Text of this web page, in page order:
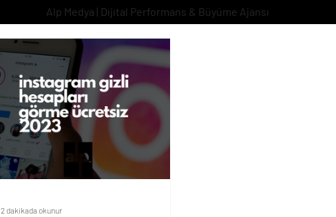
Alp Medya | Dijital Performans & Büyüme Ajansı
2 dakikada okunur